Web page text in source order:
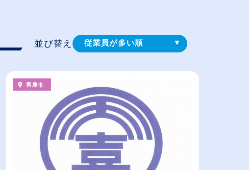
並び替え 従業員が多い順
給与が高い順
（⾼卒の給与を基準）
休日数が多い順
男鹿市